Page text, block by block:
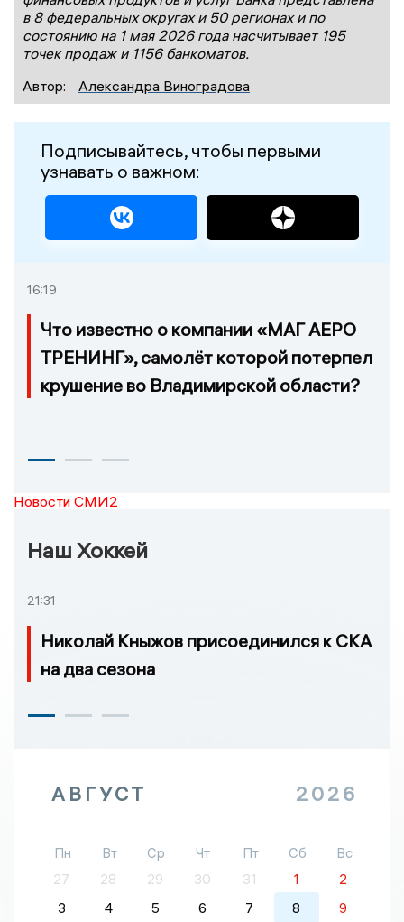
в 8 федеральных округах и 50 регионах и по
состоянию на 1 мая 2026 года насчитывает 195
точек продаж и 1156 банкоматов.
Автор:
Александра Виноградова
Подписывайтесь, чтобы первыми
узнавать о важном:
16:19
Что известно о компании «МАГ АЕРО
ТРЕНИНГ», самолёт которой потерпел
крушение во Владимирской области?
Новости СМИ2
Наш Хоккей
21:31
Николай Кныжов присоединился к СКА
на два сезона
АВГУСТ 2026
Пн Вт Ср Чт Пт Сб
Вс
27
28 29 30 31 1
2
3
4 5 6 7 8 9